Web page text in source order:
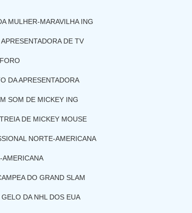
MULHER-MARAVILHA ING
DE TV
DA APRESENTADORA
SOM DE MICKEY ING
DE MICKEY MOUSE
NORTE-AMERICANA
AMERICANA
DO GRAND SLAM
DA NHL DOS EUA